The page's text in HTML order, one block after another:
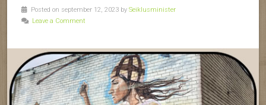
Posted on september 12, 2023 by Seiklusminister
Leave a Comment